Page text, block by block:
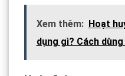
Xem thêm: Hoạt
dụng gì? Cách